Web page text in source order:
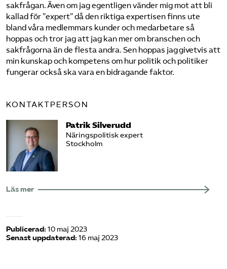
sakfrågan. Även om jag egentligen vänder mig mot att bli
kallad för ”expert” då den riktiga expertisen finns ute
bland våra medlemmars kunder och medarbetare så
hoppas och tror jag att jag kan mer om branschen och
sakfrågorna än de flesta andra. Sen hoppas jag givetvis att
min kunskap och kompetens om hur politik och politiker
fungerar också ska vara en bidragande faktor.
KONTAKTPERSON
Patrik Silverudd
Näringspolitisk expert
Stockholm
Läs mer
Publicerad: 10 maj 2023
Senast uppdaterad: 16 maj 2023